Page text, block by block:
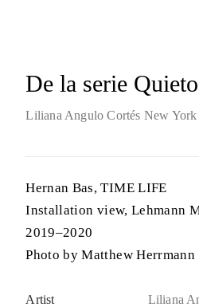
De la serie
Liliana Angulo Cortés New York
Hernan Bas, TIME LIFE
Installation view, Lehmann
2019–2020
Photo by Matthew Herrmann
Artist Liliana